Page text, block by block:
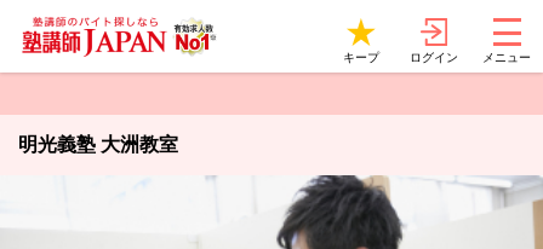
キープ ログイン メニュー
明光義塾 大洲教室